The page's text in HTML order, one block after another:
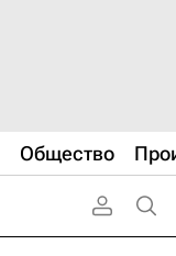
Общество